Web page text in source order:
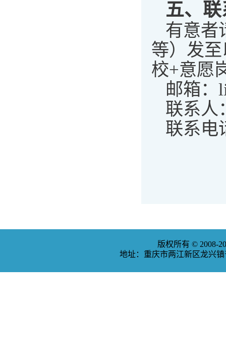
五、
有意者
等）发
校+意愿
邮箱：
联系人
联系电
版权所有 © 2008-
地址：重庆市两江新区龙兴镇